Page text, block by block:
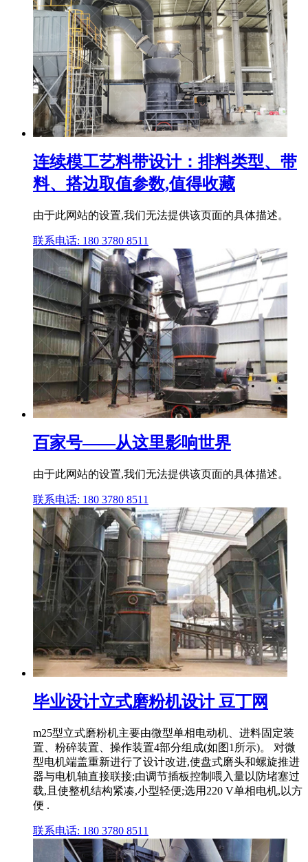
连续模工艺料带设计：排料类型、带
料、搭边取值参数,值得收藏
由于此网站的设置,我们无法提供该页面的具体描述。
联系电话: 180 3780 8511
百家号——从这里影响世界
由于此网站的设置,我们无法提供该页面的具体描述。
联系电话: 180 3780 8511
毕业设计立式磨粉机设计 豆丁网
m25型立式磨粉机主要由微型单相电动机、进料固定装
置、粉碎装置、操作装置4部分组成(如图1所示)。 对微
型电机端盖重新进行了设计改进,使盘式磨头和螺旋推进
器与电机轴直接联接;由调节插板控制喂入量以防堵塞过
载,且使整机结构紧凑,小型轻便;选用220 V单相电机,以方
便 .
联系电话: 180 3780 8511